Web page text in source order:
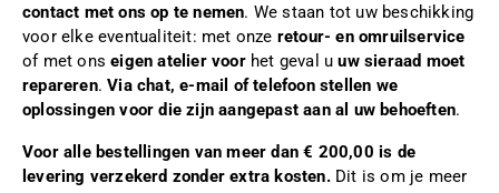
contact met ons op te nemen. We staan tot uw beschikking
voor elke eventualiteit: met onze retour- en omruilservice
of met onseigen atelier voorhet geval uuw sieraad moet
repareren.Via chat, e-mail of telefoon stellen we
oplossingen voor die zijn aangepast aan al uw behoeften.
Voor alle bestellingen van meer dan € 200,00 is de
levering verzekerd zonder extra kosten.Dit is om je meer